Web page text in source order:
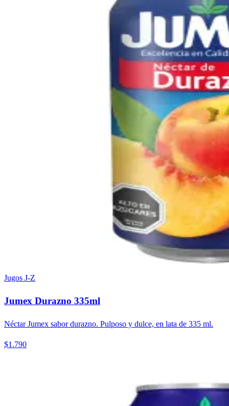
Jugos J-Z
Jumex Durazno 335ml
Néctar Jumex sabor durazno. Pulposo y dulce, en lata de 335 ml.
$1.790